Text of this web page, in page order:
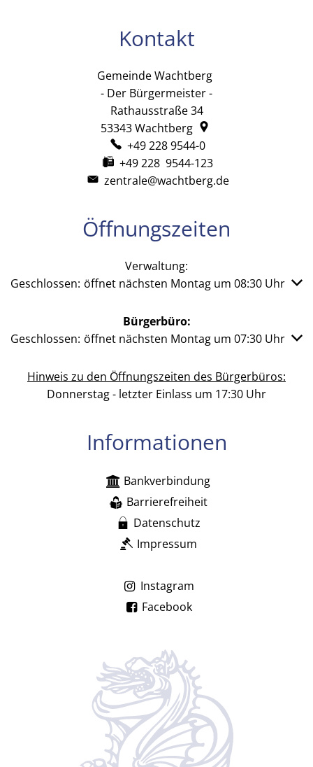
Kontakt
Gemeinde Wachtberg
- Der Bürgermeister -
Rathausstraße 34
53343Wachtberg
+49 228 9544-0
+49 228 9544-123
zentrale@wachtberg.de
Öffnungszeiten
Verwaltung:
Klicken, um weitere Öffnungs- oder Schließzeiten
Geschlossen: öffnet nächsten Montag um 08:30 Uhr
Bürgerbüro:
Klicken, um weitere Öffnungs- oder Schließzeiten
Geschlossen: öffnet nächsten Montag um 07:30 Uhr
Hinweis zu den Öffnungszeiten des Bürgerbüros:
Donnerstag - letzter Einlass um 17:30 Uhr
Informationen
Bankverbindung
Barrierefreiheit
Datenschutz
Impressum
Instagram
Facebook